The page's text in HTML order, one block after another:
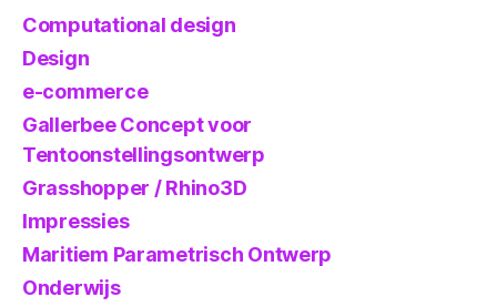
Computational design
Design
e-commerce
Gallerbee Concept voor
Tentoonstellingsontwerp
Grasshopper / Rhino3D
Impressies
Maritiem Parametrisch Ontwerp
Onderwijs